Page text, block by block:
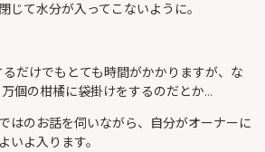
じて水分が入ってこないように。
だけでもとても時間がかかりますが、な
個の柑橘に袋掛けをするのだとか…
はのお話を伺いながら、自分がオーナーに
いよ入ります。